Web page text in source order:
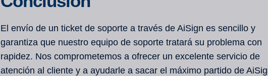
El envío de un ticket de soporte a través de AiSign es sencillo y
garantiza que nuestro equipo de soporte tratará su problema con
rapidez. Nos comprometemos a ofrecer un excelente servicio de
atención al cliente y a ayudarle a sacar el máximo partido de